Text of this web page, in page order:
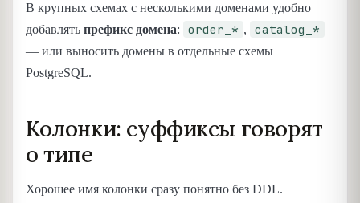
В крупных схемах с несколькими доменами удобно
добавлять префикс домена: order_* , catalog_*
— или выносить домены в отдельные схемы
PostgreSQL.
Колонки: суффиксы говорят
о типе
Хорошее имя колонки сразу понятно без DDL.